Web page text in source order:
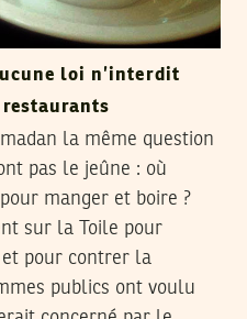
loi n’interdit
restaurants
la même question
pas le jeûne : où
manger et boire ?
sur la Toile pour
pour contrer la
publics ont voulu